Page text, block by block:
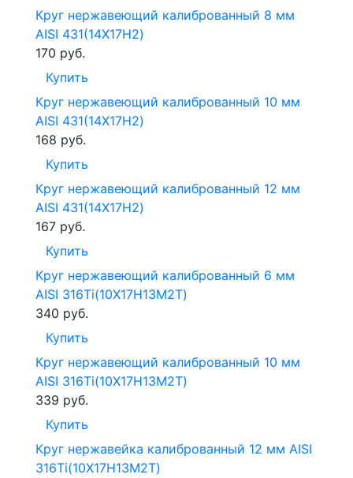
Круг нержавеющий калиброванный 8 мм
AISI 431(14Х17Н2)
170 руб.
Купить
Круг нержавеющий калиброванный 10 мм
AISI 431(14Х17Н2)
168 руб.
Купить
Круг нержавеющий калиброванный 12 мм
AISI 431(14Х17Н2)
167 руб.
Купить
Круг нержавеющий калиброванный 6 мм
AISI 316Ti(10Х17Н13М2Т)
340 руб.
Купить
Круг нержавеющий калиброванный 10 мм
AISI 316Ti(10Х17Н13М2Т)
339 руб.
Купить
Круг нержавейка калиброванный 12 мм AISI
316Ti(10Х17Н13М2Т)